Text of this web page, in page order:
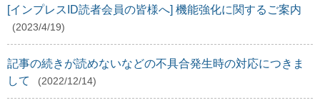
[インプレスID読者会員の皆様へ] 機能強化に関するご案内
(2023/4/19)
記事の続きが読めないなどの不具合発生時の対応につきま
して
(2022/12/14)